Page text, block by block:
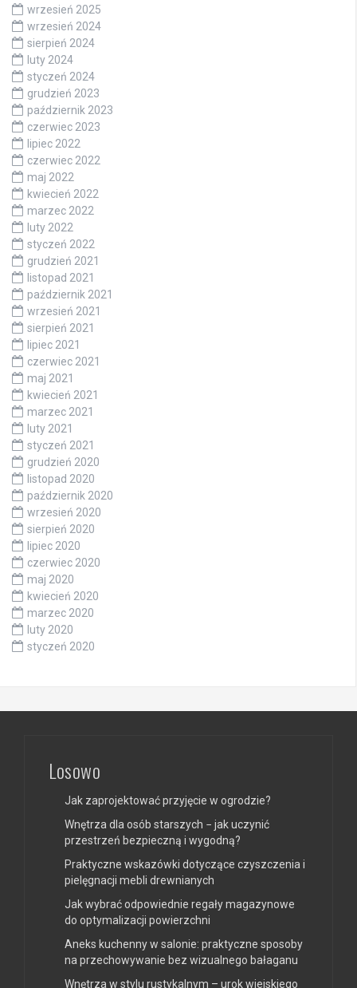
wrzesień 2025
wrzesień 2024
sierpień 2024
luty 2024
styczeń 2024
grudzień 2023
październik 2023
czerwiec 2023
lipiec 2022
czerwiec 2022
maj 2022
kwiecień 2022
marzec 2022
luty 2022
styczeń 2022
grudzień 2021
listopad 2021
październik 2021
wrzesień 2021
sierpień 2021
lipiec 2021
czerwiec 2021
maj 2021
kwiecień 2021
marzec 2021
luty 2021
styczeń 2021
grudzień 2020
listopad 2020
październik 2020
wrzesień 2020
sierpień 2020
lipiec 2020
czerwiec 2020
maj 2020
kwiecień 2020
marzec 2020
luty 2020
styczeń 2020
Losowo
Jak zaprojektować przyjęcie w ogrodzie?
Wnętrza dla osób starszych − jak uczynić
przestrzeń bezpieczną i wygodną?
Praktyczne wskazówki dotyczące czyszczenia i
pielęgnacji mebli drewnianych
Jak wybrać odpowiednie regały magazynowe
do optymalizacji powierzchni
Aneks kuchenny w salonie: praktyczne sposoby
na przechowywanie bez wizualnego bałaganu
Wnętrza w stylu rustykalnym – urok wiejskiego